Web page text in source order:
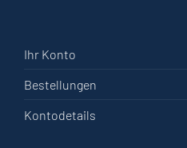
Ihr Konto
Bestellungen
Kontodetails